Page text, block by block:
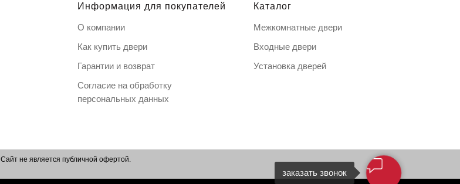
заказать звонок
Информация для покупателей
О компании
Как купить двери
Гарантии и возврат
Согласие на обработку
персональных данных
Каталог
Межкомнатные двери
Входные двери
Установка дверей
Сайт не является публичной офертой.